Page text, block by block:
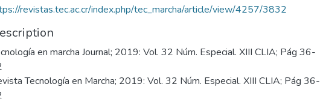
revistas.tec.ac.cr/index.php/tec_marcha/article/view/4257/3832
en marcha Journal; 2019: Vol. 32 Núm. Especial. XIII CLIA; Pág 36-
Tecnología en Marcha; 2019: Vol. 32 Núm. Especial. XIII CLIA; Pág 36-